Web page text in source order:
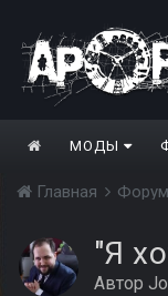
МОДЫ
Главная
"Я
Автор